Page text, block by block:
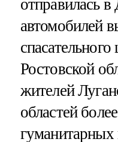
отправилась
автомобилей
Ростовской
жителей
областей
гуманитарных